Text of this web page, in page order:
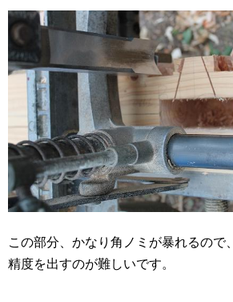
この部分、かなり角ノミが暴れるので、
精度を出すのが難しいです。